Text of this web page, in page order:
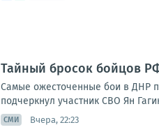
Тайный бросок бойцов
Самые ожесточенные бои в ДНР
подчеркнул участник СВО Ян
СМИ Вчера, 22:23